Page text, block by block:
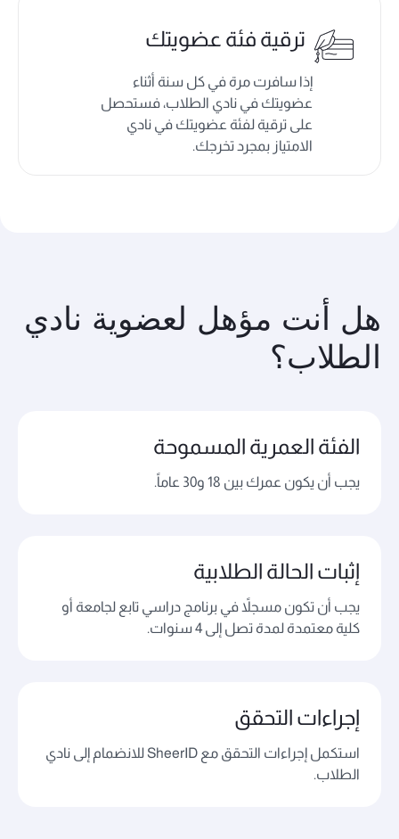
ترقية فئة عضويتك
إذا سافرت مرة في كل سنة أثناء
عضويتك في نادي الطلاب، فستحصل
على ترقية لفئة عضويتك في نادي
الامتياز بمجرد تخرجك.
هل أنت مؤهل لعضوية نادي
الطلاب؟
الفئة العمرية المسموحة
يجب أن يكون عمرك بين 18 و30 عاماً.
إثبات الحالة الطلابية
يجب أن تكون مسجلاً في برنامج دراسي تابع لجامعة أو
كلية معتمدة لمدة تصل إلى 4 سنوات.
إجراءات التحقق
استكمل إجراءات التحقق مع SheerID للانضمام إلى نادي
الطلاب.